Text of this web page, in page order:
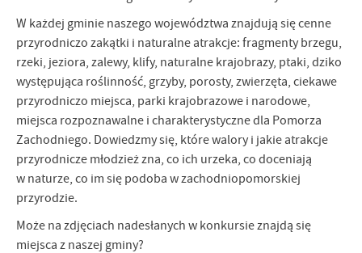
W każdej gminie naszego województwa znajdują się cenne
przyrodniczo zakątki i naturalne atrakcje: fragmenty brzegu,
rzeki, jeziora, zalewy, klify, naturalne krajobrazy, ptaki, dziko
występująca roślinność, grzyby, porosty, zwierzęta, ciekawe
przyrodniczo miejsca, parki krajobrazowe i narodowe,
miejsca rozpoznawalne i charakterystyczne dla Pomorza
Zachodniego. Dowiedzmy się, które walory i jakie atrakcje
przyrodnicze młodzież zna, co ich urzeka, co doceniają
w naturze, co im się podoba w zachodniopomorskiej
przyrodzie.
Może na zdjęciach nadesłanych w konkursie znajdą się
miejsca z naszej gminy?